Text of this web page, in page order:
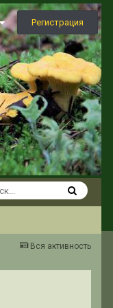
Регистрация
Вся активность